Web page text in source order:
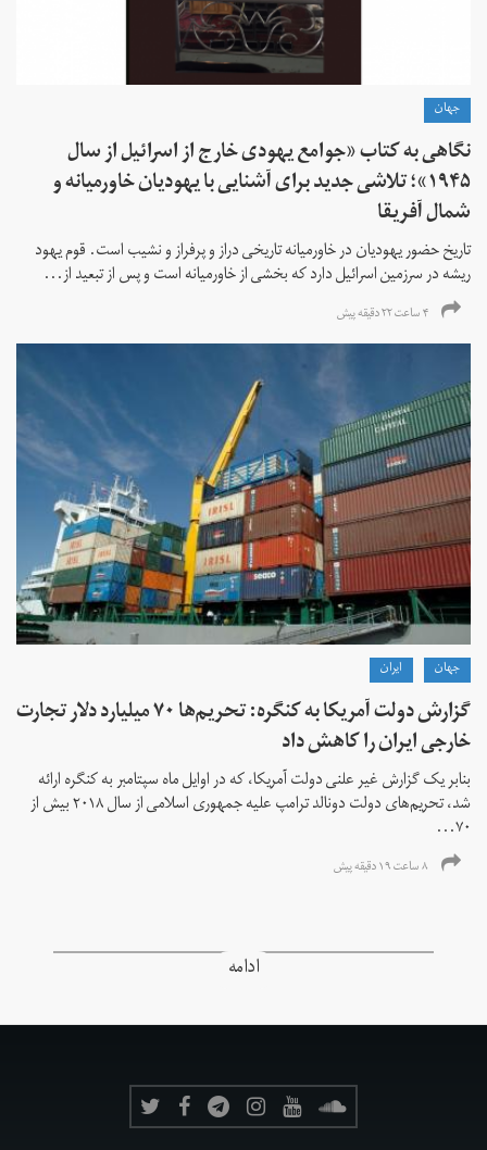
جهان
نگاهی به کتاب «جوامع یهودی خارج از اسرائیل از سال
۱۹۴۵»؛ تلاشی جدید برای آشنایی با یهودیان خاورمیانه و
شمال آفریقا
تاریخ حضور یهودیان در خاورمیانه تاریخی دراز و پرفراز و نشیب است. قوم یهود
ریشه در سرزمین اسرائیل دارد که بخشی از خاورمیانه است و پس از تبعید از...
۴ ساعت ۲۲ دقیقه پیش
جهان ايران
گزارش دولت آمریکا به کنگره: تحریم‌ها ۷۰ میلیارد دلار تجارت
خارجی ایران را کاهش داد
بنابر یک گزارش غیر علنی دولت آمریکا، که در اوایل ماه سپتامبر به کنگره ارائه
شد، تحریم‌های دولت دونالد ترامپ علیه جمهوری اسلامی از سال ۲۰۱۸ بیش از
۷۰...
۸ ساعت ۱۹ دقیقه پیش
ادامه